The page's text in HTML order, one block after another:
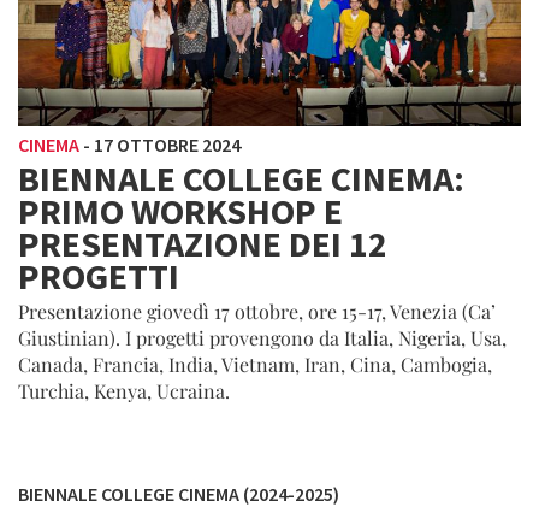
CINEMA - 17 OTTOBRE 2024
BIENNALE COLLEGE CINEMA:
PRIMO WORKSHOP E
PRESENTAZIONE DEI 12
PROGETTI
Presentazione giovedì 17 ottobre, ore 15-17, Venezia (Ca’
Giustinian). I progetti provengono da Italia, Nigeria, Usa,
Canada, Francia, India, Vietnam, Iran, Cina, Cambogia,
Turchia, Kenya, Ucraina.
BIENNALE COLLEGE CINEMA (2024-2025)